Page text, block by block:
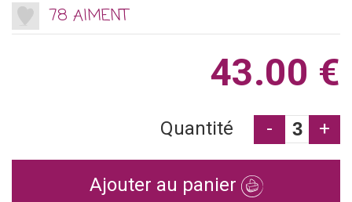
78 AIMENT
43.00 €
Quantité - +
Ajouter au panier